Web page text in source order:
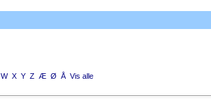
W X Y Z Æ Ø Å Vis alle